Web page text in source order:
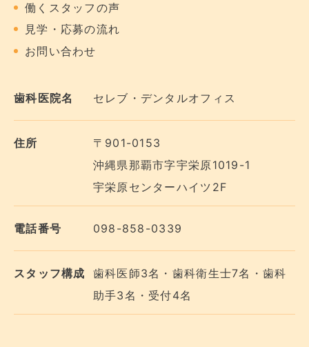
働くスタッフの声
見学・応募の流れ
お問い合わせ
歯科医院名 セレブ・デンタルオフィス
住所
〒901-0153
沖縄県那覇市字宇栄原1019-1
宇栄原センターハイツ2F
電話番号 098-858-0339
スタッフ構成
歯科医師3名・歯科衛生士7名・歯科
助手3名・受付4名